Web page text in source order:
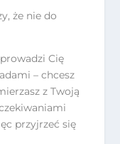
że nie do
Cię
– chcesz
z Twoją
przyjrzeć się